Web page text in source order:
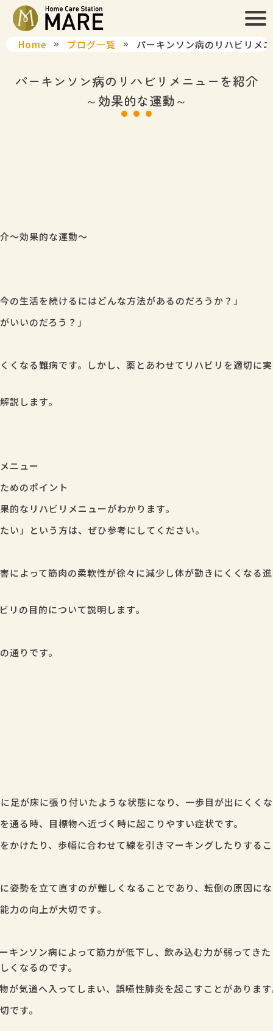
Home ブログ一覧 パーキンソン病のリハビリメ
パーキンソン病のリハビリメニューを紹介
～効果的な運動～
～効果的な運動～
の生活を続けるにはどんな方法があるのだろうか？」
いいのだろう？」
くなる難病です。しかし、薬とあわせてリハビリを適切に
説します。
ニュー
めのポイント
的なリハビリメニューがわかります。
い」という方は、ぜひ参考にしてください。
によって筋肉の柔軟性が徐々に減少し体が動きにくくなる
リの目的について説明します。
通りです。
足が床に張り付いたような状態になり、一歩目が出にくく
通る時、目標物へ近づく時に起こりやすい症状です。
かけたり、歩幅に合わせて線を引きマーキングしたりする
姿勢を立て直すのが難しくなることであり、転倒の原因に
力の向上が大切です。
キンソン病によって筋力が低下し、飲み込む力が弱ってき
くなるのです。
が気道へ入ってしまい、誤嚥性肺炎を起こすことがありま
です。